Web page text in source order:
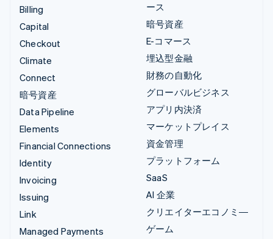
Billing
Capital
Checkout
Climate
Connect
暗号資産
Data Pipeline
Elements
Financial Connections
Identity
Invoicing
Issuing
Link
Managed Payments
ース
暗号資産
E-コマース
埋込型金融
財務の自動化
グローバルビジネス
アプリ内決済
マーケットプレイス
資金管理
プラットフォーム
SaaS
AI 企業
クリエイターエコノミ―
ゲーム